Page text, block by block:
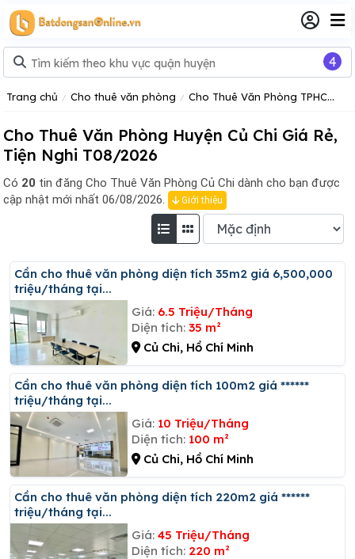
Trang chủ Cho thuê văn phòng Cho Thuê Văn Phòng TPHCM
Cho Thuê Văn Phòng Huyện Củ Chi Giá Rẻ,
Tiện Nghi T08/2026
Có 20 tin đăng Cho Thuê Văn Phòng Củ Chi dành cho bạn được
cập nhật mới nhất 06/08/2026.
Giới thiệu
Cần cho thuê văn phòng diện tích 35m2 giá 6,500,000
triệu/tháng tại...
Giá: 6.5 Triệu/Tháng
Diện tích: 35 m²
Củ Chi, Hồ Chí Minh
Cần cho thuê văn phòng diện tích 100m2 giá ******
triệu/tháng tại...
Giá: 10 Triệu/Tháng
Diện tích: 100 m²
Củ Chi, Hồ Chí Minh
Cần cho thuê văn phòng diện tích 220m2 giá ******
triệu/tháng tại...
Giá: 45 Triệu/Tháng
Diện tích: 220 m²
4